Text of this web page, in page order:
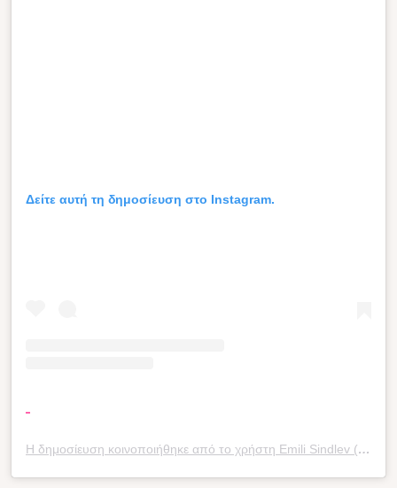
Δείτε αυτή τη δημοσίευση στο Instagram.
Η δημοσίευση κοινοποιήθηκε από το χρήστη Emili Sindlev (@emilisindlev)